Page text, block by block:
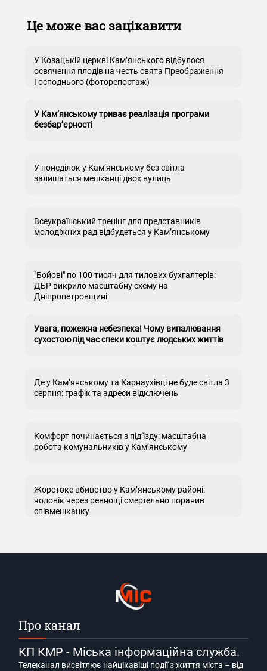
Це може вас зацікавити
У Козацькій церкві Кам’янського відбулося
освячення плодів на честь свята Преображення
Господнього (фоторепортаж)
У Кам’янському триває реалізація програми
безбар’єрності
У понеділок у Кам’янському без світла
залишаться мешканці двох вулиць
Всеукраїнський тренінг для представників
молодіжних рад відбудеться у Кам’янському
"Бойові" по 100 тисяч для тилових бухгалтерів:
ДБР викрило масштабну схему на
Дніпропетровщині
Увага, пожежна небезпека! Чому випалювання
сухостою під час спеки коштує людських життів
Де у Кам’янському та Карнаухівці не буде світла 3
серпня: графік та адреси відключень
Комфорт починається з під’їзду: масштабна
робота комунальників у Кам’янському
Жорстоке вбивство у Кам’янському районі:
чоловік через ревнощі смертельно поранив
співмешканку
Про канал
КП КМР - Міська інформаційна служба.
Телеканал висвітлює найцікавіші події з життя міста – від